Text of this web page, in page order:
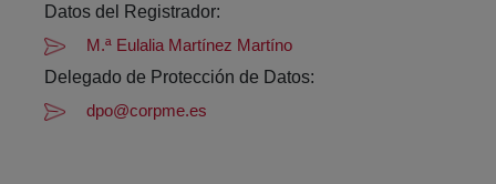
Datos del Registrador:
M.ª Eulalia Martínez Martíno
Delegado de Protección de Datos:
dpo@corpme.es